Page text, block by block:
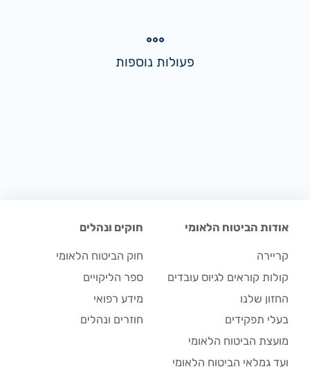
פעולות נוספות
אודות הביטוח הלאומי
קריירה
קולות קוראים לגיוס עובדים
החזון שלנו
בעלי תפקידים
מועצת הביטוח הלאומי
ועד גמלאי הביטוח הלאומי
חוקים ונהלים
חוק הביטוח הלאומי
ספר הליקויים
מידע רפואי
חוזרים ונהלים